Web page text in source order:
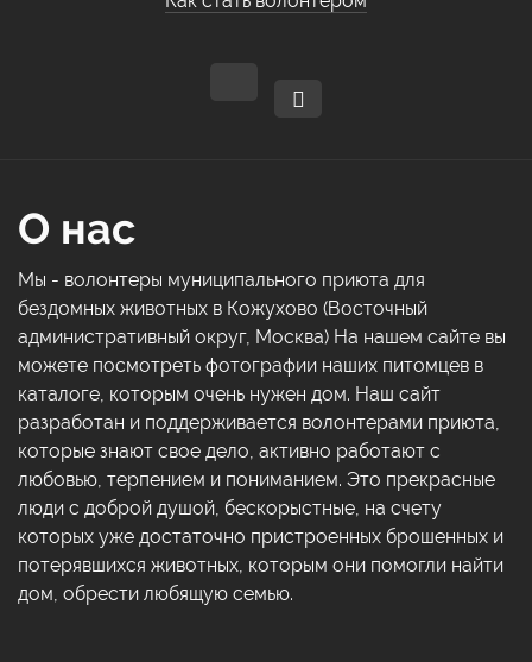
О нас
Мы - волонтеры муниципального приюта для
бездомных животных в Кожухово (Восточный
административный округ, Москва) На нашем сайте вы
можете посмотреть фотографии наших питомцев в
каталоге, которым очень нужен дом. Наш сайт
разработан и поддерживается волонтерами приюта,
которые знают свое дело, активно работают с
любовью, терпением и пониманием. Это прекрасные
люди с доброй душой, бескорыстные, на счету
которых уже достаточно пристроенных брошенных и
потерявшихся животных, которым они помогли найти
дом, обрести любящую семью.